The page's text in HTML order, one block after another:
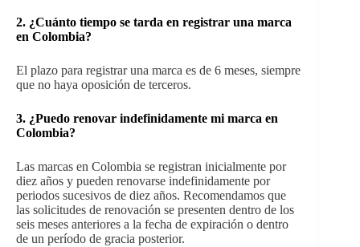
2. ¿Cuánto tiempo se tarda en registrar una marca
en Colombia?
El plazo para registrar una marca es de 6 meses, siempre
que no haya oposición de terceros.
3. ¿Puedo renovar indefinidamente mi marca en
Colombia?
Las marcas en Colombia se registran inicialmente por
diez años y pueden renovarse indefinidamente por
periodos sucesivos de diez años. Recomendamos que
las solicitudes de renovación se presenten dentro de los
seis meses anteriores a la fecha de expiración o dentro
de un período de gracia posterior.